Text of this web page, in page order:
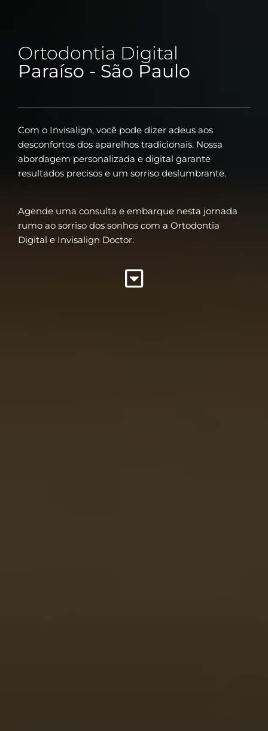
Ortodontia Digital
Paraíso - São Paulo
Com o Invisalign, você pode dizer adeus aos
desconfortos dos aparelhos tradicionais. Nossa
abordagem personalizada e digital garante
resultados precisos e um sorriso deslumbrante.
Agende uma consulta e embarque nesta jornada
rumo ao sorriso dos sonhos com a Ortodontia
Digital e Invisalign Doctor.